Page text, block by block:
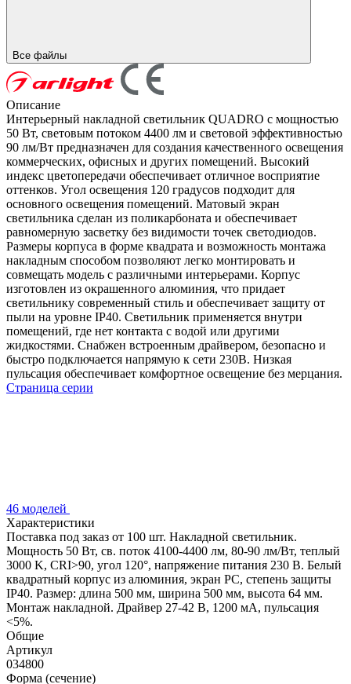
Все файлы
Описание
Интерьерный накладной светильник QUADRO с мощностью
50 Вт, световым потоком 4400 лм и световой эффективностью
90 лм/Вт предназначен для создания качественного освещения
коммерческих, офисных и других помещений. Высокий
индекс цветопередачи обеспечивает отличное восприятие
оттенков. Угол освещения 120 градусов подходит для
основного освещения помещений. Матовый экран
светильника сделан из поликарбоната и обеспечивает
равномерную засветку без видимости точек светодиодов.
Размеры корпуса в форме квадрата и возможность монтажа
накладным способом позволяют легко монтировать и
совмещать модель с различными интерьерами. Корпус
изготовлен из окрашенного алюминия, что придает
светильнику современный стиль и обеспечивает защиту от
пыли на уровне IP40. Светильник применяется внутри
помещений, где нет контакта с водой или другими
жидкостями. Снабжен встроенным драйвером, безопасно и
быстро подключается напрямую к сети 230В. Низкая
пульсация обеспечивает комфортное освещение без мерцания.
Страница серии
46 моделей
Характеристики
Поставка под заказ от 100 шт. Накладной светильник.
Мощность 50 Вт, св. поток 4100-4400 лм, 80-90 лм/Вт, теплый
3000 K, CRI>90, угол 120°, напряжение питания 230 В. Белый
квадратный корпус из алюминия, экран PC, степень защиты
IP40. Размер: длина 500 мм, ширина 500 мм, высота 64 мм.
Монтаж накладной. Драйвер 27-42 В, 1200 мА, пульсация
<5%.
Общие
Артикул
034800
Форма (сечение)